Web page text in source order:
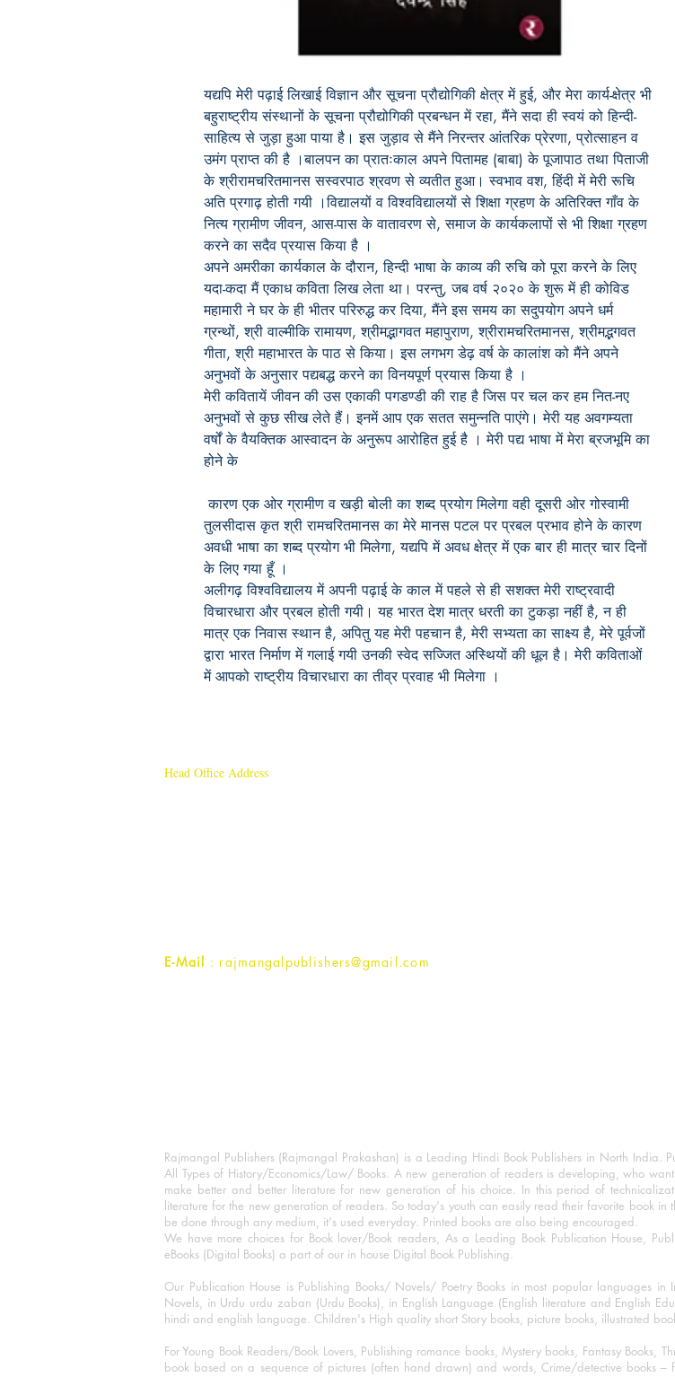
यद्यपि मेरी पढ़ाई लिखाई विज्ञान औरसूचना प्रौद्योगिकी क्षेत्र में हुई, और मेरा कार्य-क्षेत्र भी
बहुराष्ट्रीय संस्थानों केसूचना प्रौद्योगिकीप्रबन्धन में रहा, मैंनेसदा हीस्वयं को हिन्दी-
साहित्य से जुड़ा हुआ पाया है ।इस जुड़ाव से मैंने निरन्तर आंतरिक प्रेरणा, प्रोत्साहन व
उमंग प्राप्त की है ।बालपनका प्रातःकाल अपने पितामह (बाबा) के पूजापाठ तथा पिताजी
के श्रीरामचरितमानससस्वरपाठश्रवण से व्यतीत हुआ।स्वभाव वश, हिंदी में मेरी रूचि
अति प्रगाढ़ होती गयी ।विद्यालयों व विश्वविद्यालयों से शिक्षा ग्रहण के अतिरिक्त गाँव के
नित्य ग्रामीण जीवन, आस-पास के वातावरण से, समाज के कार्यकलापों से भी शिक्षा ग्रहण
करने कासदैवप्रयास किया है ।
अपने अमरीका कार्यकाल के दौरान, हिन्दी भाषा के काव्य की रुचि को पूरा करने के लिए
यदा-कदामैंएकाध कविता लिख लेता था ।परन्तु,जब वर्ष २०२० के शुरू में हीकोविड
महामारी ने घर के ही भीतरपरिरुद्ध कर दिया, मैंने इस समय कासदुपयोगअपने धर्म
ग्रन्थों,श्रीवाल्मीकि रामायण, श्रीमद्भागवत महापुराण,श्रीरामचरितमानस,श्रीमद्भगवत
गीता, श्री महाभारतकेपाठसेकिया ।इसलगभगडेढ़ वर्ष के कालांश को मैंने अपने
अनुभवों के अनुसार पद्यबद्ध करने काविनयपूर्णप्रयास किया है ।
मेरी कवितायें जीवन की उस एकाकी पगडण्डी की राह है जिस पर चल कर हम नित-नए
अनुभवों से कुछ सीख लेते हैं।इनमें आप एक सतत समुन्नति पाएंगे।मेरी यह अवगम्यता
वर्षों के वैयक्‍तिक आस्वादन के अनुरूप आरोहित हुई है ।मेरी पद्य भाषा में मेरा ब्रजभूमि का
होने के
कारण एक ओर ग्रामीण व खड़ी बोली का शब्द प्रयोग मिलेगा वही दूसरी ओर गोस्वामी
तुलसीदास कृत श्री रामचरितमानस का मेरे मानस पटल पर प्रबल प्रभाव होने के कारण
अवधी भाषा का शब्द प्रयोग भी मिलेगा, यद्यपि में अवध क्षेत्र में एक बार ही मात्र चार दिनों
के लिए गया हूँ।
अलीगढ़ विश्वविद्यालय में अपनी पढ़ाई के काल में पहले से ही सशक्त मेरी राष्ट्रवादी
विचारधारा और प्रबल होती गयी। यह भारत देश मात्र धरती का टुकड़ा नहीं है, न ही
मात्र एक निवास स्थान है, अपितु यह मेरी पहचान है, मेरी सभ्यता का साक्ष्य है, मेरे पूर्वजों
द्वारा भारत निर्माण में गलाई गयी उनकी स्वेद सज्जित अस्थियों की धूल है। मेरी कविताओं
में आपको राष्ट्रीय विचारधारा का तीव्र प्रवाह भी मिलेगा ।
Head Office Address
E-Mail : rajmangalpublishers@gmail.com
Rajmangal Publishers (Rajmangal Prakashan) is a Leading Hindi Book Publishers in North
All Types of History/Economics/Law/ Books. A new generation of readers is developing, who
make better and better literature for new generation of his choice. In this period of
literature for the new generation of readers. So today's youth can easily read their favorite book
be done through any medium, it's used everyday. Printed books are also being encouraged.
We have more choices for Book lover/Book readers, As a Leading Book Publication House,
eBooks (Digital Books) a part of our in house Digital Book Publishing.
Our Publication House is Publishing Books/ Novels/ Poetry Books in most popular languages
Novels, in Urdu urdu zaban (Urdu Books), in English Language (English literature and English
hindi and english language. Children's High quality short Story books, picture books, illustrated
For Young Book Readers/Book Lovers, Publishing romance books, Mystery books, Fantasy
book based on a sequence of pictures (often hand drawn) and words, Crime/detective books –